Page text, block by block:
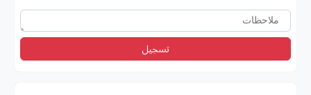
تسجيل